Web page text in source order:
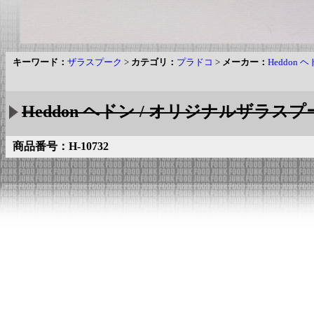
キーワード： ザラスプーク > カテゴリ： プラドコ > メーカー： Heddon ヘ
Heddon ヘドン / オリジナルザラス
商品番号：H-10732